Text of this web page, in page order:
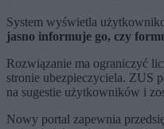
System wyświetla
jasno informuje go, czy
Rozwiązanie ma ograniczyć
stronie ubezpieczyciela. ZUS
na sugestie użytkowników i
Nowy portal zapewnia